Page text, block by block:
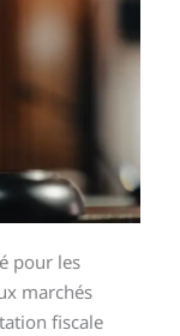
pour les
marchés
fiscale